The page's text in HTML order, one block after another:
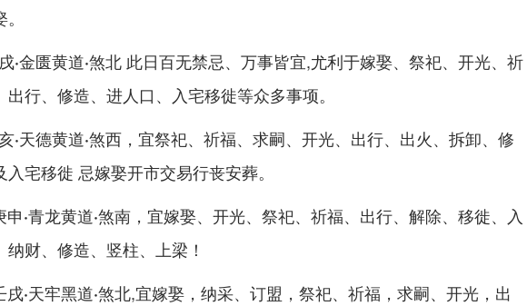
·金匮黄道·煞北 此日百无禁忌、万事皆宜,尤利于嫁娶、祭祀、开光、祈
出行、修造、进人口、入宅移徙等众多事项。
·天德黄道·煞西 ，宜祭祀、祈福、求嗣、开光、出行、出火、拆卸、修
宅移徙 忌嫁娶开市交易行丧安葬。
申·青龙黄道·煞南 ，宜嫁娶、开光、祭祀、祈福、出行、解除、移徙、入
纳财、修造、竖柱、上梁！
戌·天牢黑道·煞北,宜嫁娶，纳采、订盟，祭祀、祈福，求嗣、开光，出